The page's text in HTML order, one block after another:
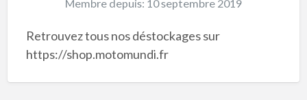
Membre depuis: 10 septembre 2019
Retrouvez tous nos déstockages sur
https://shop.motomundi.fr